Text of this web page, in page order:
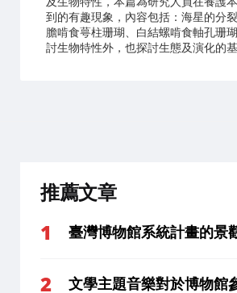
到的有趣現象，內容包括：海星的分
膽啃食萼柱珊瑚、白結螺啃食軸孔珊
討生物特性外，也探討生態及演化的基
推薦文章
臺灣博物館系統計畫的景
文學主題音樂對於博物館